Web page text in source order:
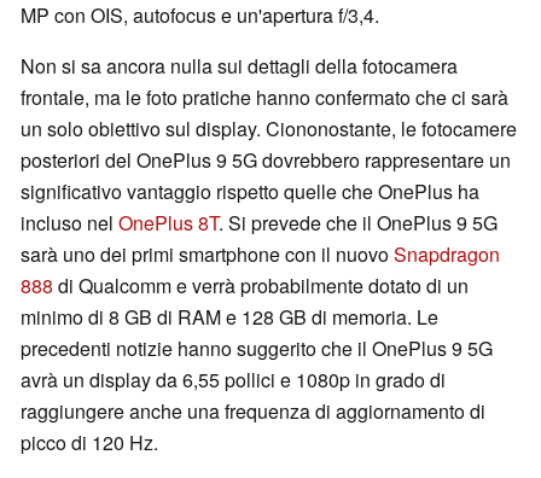
MP con OIS, autofocus e un'apertura f/3,4.
Non si sa ancora nulla sui dettagli della fotocamera
frontale, ma le foto pratiche hanno confermato che ci sarà
un solo obiettivo sul display. Ciononostante, le fotocamere
posteriori del OnePlus 9 5G dovrebbero rappresentare un
significativo vantaggio rispetto quelle che OnePlus ha
incluso nel OnePlus 8T. Si prevede che il OnePlus 9 5G
sarà uno dei primi smartphone con il nuovoSnapdragon
888 di Qualcomm e verrà probabilmente dotato di un
minimo di 8 GB di RAM e 128 GB di memoria. Le
precedenti notizie hanno suggerito che il OnePlus 9 5G
avrà un display da 6,55 pollici e 1080p in grado di
raggiungere anche una frequenza di aggiornamento di
picco di 120 Hz.